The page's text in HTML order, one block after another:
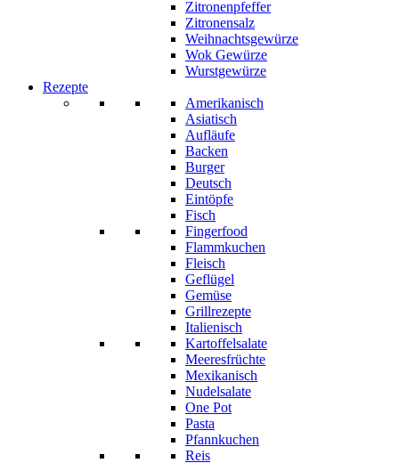
Zitronenpfeffer
Zitronensalz
Weihnachtsgewürze
Wok Gewürze
Wurstgewürze
Rezepte
Amerikanisch
Asiatisch
Aufläufe
Backen
Burger
Deutsch
Eintöpfe
Fisch
Fingerfood
Flammkuchen
Fleisch
Geflügel
Gemüse
Grillrezepte
Italienisch
Kartoffelsalate
Meeresfrüchte
Mexikanisch
Nudelsalate
One Pot
Pasta
Pfannkuchen
Reis